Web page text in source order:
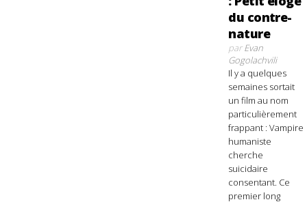
du contre-
nature
parEvan
Gogolachvili
Il y a quelques
semaines sortait
un film au nom
particulièrement
frappant : Vampire
humaniste
cherche
suicidaire
consentant. Ce
premier long